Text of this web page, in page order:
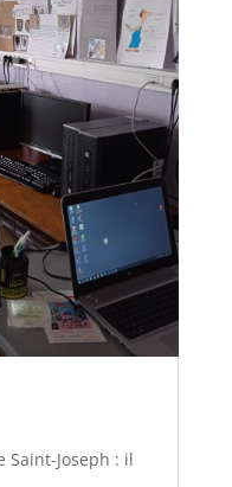
Saint-Joseph : il